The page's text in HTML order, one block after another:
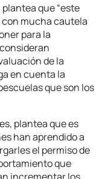
que “este
mucha cautela
para la
de la
en cuenta la
que son los
plantea que es
han aprendido a
el permiso de
que